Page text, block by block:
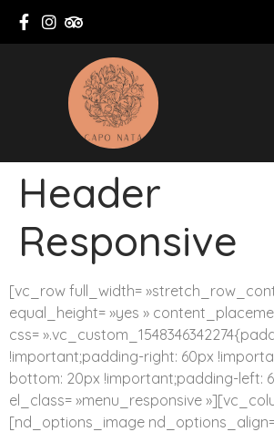
Header
Responsive
[vc_row full_width=
equal_height= »yes »
css=
!important;padding-right: 60px
bottom: 20px !important;padding-left:
el_class= »menu_responsive
[nd_options_image